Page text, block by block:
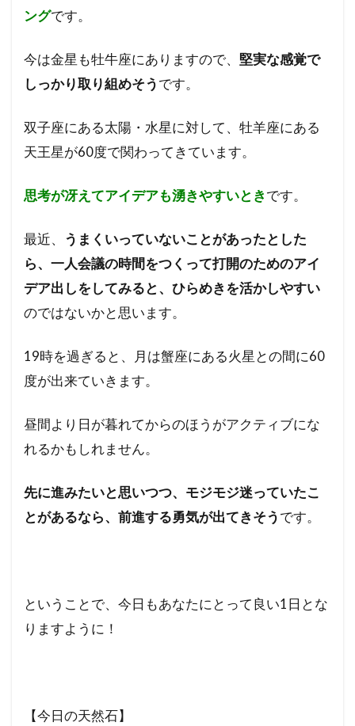
ングです。
今は金星も牡牛座にありますので、 堅実な感覚で
しっかり取り組めそうです。
双子座にある太陽・水星に対して、牡羊座にある
天王星が60度で関わってきています。
思考が冴えてアイデアも湧きやすいときです。
最近、
うまくいっていないことがあったとした
ら、一人会議の時間をつくって打開のためのアイ
デア出しをしてみると、ひらめきを活かしやすい
のではないかと思います。
19時を過ぎると、月は蟹座にある火星との間に60
度が出来ていきます。
昼間より日が暮れてからのほうがアクティブにな
れるかもしれません。
先に進みたいと思いつつ、モジモジ迷っていたこ
とがあるなら、前進する勇気が出てきそうです。
ということで、今日もあなたにとって良い1日とな
りますように！
【今日の天然石】